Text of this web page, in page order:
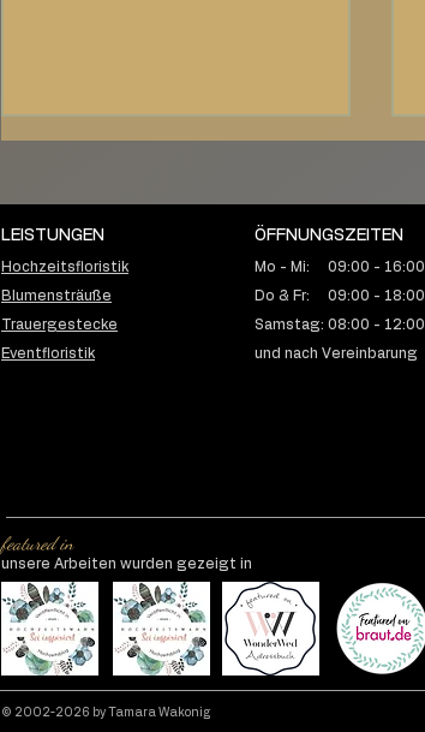
Romantische
LEISTUNGEN
Hochzeitsfloristik
Blumensträuße
Trauergestecke
Eventfloristik
ÖFFNUNGSZEITEN
Mo - Mi: 09:00 - 16:00
Do & Fr: 09:00 - 18:00
Samstag: 08:00 - 12:00
und nach Vereinbarung
featured in
unsere Arbeiten wurden gezeigt in
© 2002-2026 by Tamara Wakonig